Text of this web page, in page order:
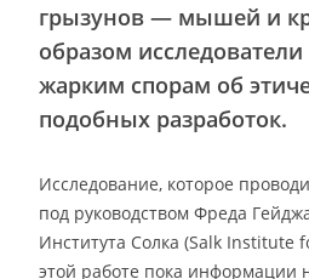
грызунов — мышей и
образом
жарким спорам об
подобных разработок.
Исследование, которое
под руководством Фреда
Института Солка (Salk Institute
этой работе пока информации